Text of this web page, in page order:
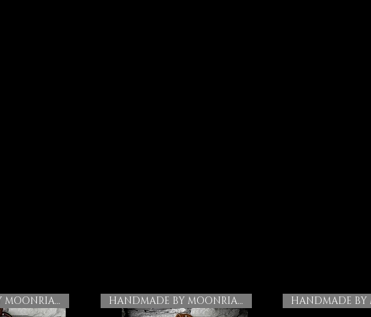
HANDMADE BY MOONRIAN HANDMADE BY MOONRIAN